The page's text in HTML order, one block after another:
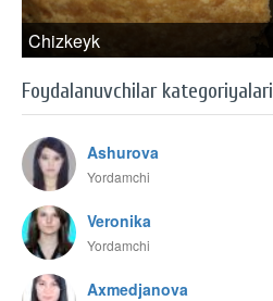
Chizkeyk
Foydalanuvchilar kategoriyalari
Ashurova
Yordamchi
Veronika
Yordamchi
Axmedjanova